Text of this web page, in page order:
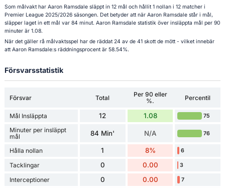
Som målvakt har Aaron Ramsdale släppt in 12 mål och hållit 1 nollan i 12 matcher i
Premier League 2025/2026 säsongen. Det betyder att när Aaron Ramsdale står i mål,
släpper laget in ett mål var 84 minut. Aaron Ramsdale statistik över insläppta mål per 90
minuter är 1.08.
När det gäller rå målvaktsspel har de räddat 24 av de 41 skott de mött - vilket innebär
att Aaron Ramsdale:s räddningsprocent är 58.54%.
Försvarsstatistik
Försvar Total
Per 90 eller
%.
Percentil
Mål Insläppta 12 1.08 75
Minuter per insläppt
mål
84 Min' N/A 76
Hålla nollan 1 8% 6
Tacklingar 0 0.00 3
Interceptioner 0 0.00 7